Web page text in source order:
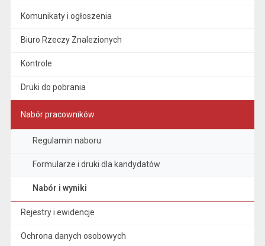
Komunikaty i ogłoszenia
Biuro Rzeczy Znalezionych
Kontrole
Druki do pobrania
Nabór pracowników
Regulamin naboru
Formularze i druki dla kandydatów
Nabór i wyniki
Rejestry i ewidencje
Ochrona danych osobowych